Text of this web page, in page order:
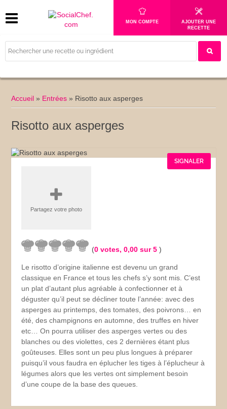
MON COMPTE
AJOUTER UNE
RECETTE
Accueil » Entrées » Risotto aux asperges
Risotto aux asperges
SIGNALER
Partagez votre photo
(0 votes,0,00 sur 5)
Le risotto d’origine italienne est devenu un grand
classique en France et tous les chefs s’y sont mis. C’est
un plat d’autant plus agréable à confectionner et à
déguster qu’il peut se décliner toute l’année: avec des
asperges au printemps, des tomates, des poivrons… en
été, des champignons en automne, des truffes en hiver
etc… On pourra utiliser des asperges vertes ou des
blanches ou des violettes, ces 2 dernières étant plus
goûteuses. Elles sont un peu plus longues à préparer
puisqu’il vous faudra en éplucher les tiges à l’éplucheur à
légumes alors que les vertes ont simplement besoin
d’une coupe de la base des queues.